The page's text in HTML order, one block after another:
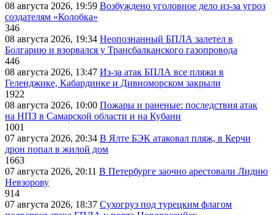
08 августа 2026, 19:59 Возбуждено уголовное дело из-за угроз
создателям «Колобка»
346
08 августа 2026, 19:34 Неопознанный БПЛА залетел в
Болгарию и взорвался у Трансбалканского газопровода
446
08 августа 2026, 13:47 Из-за атак БПЛА все пляжи в
Геленджике, Кабардинке и Дивноморском закрыли
1922
08 августа 2026, 10:00 Пожары и раненые: последствия атак
на НПЗ в Самарской области и на Кубани
1001
07 августа 2026, 20:34 В Ялте БЭК атаковал пляж, в Керчи
дрон попал в жилой дом
1663
07 августа 2026, 20:11 В Петербурге заочно арестовали Лидию
Невзорову
914
07 августа 2026, 18:37 Сухогруз под турецким флагом